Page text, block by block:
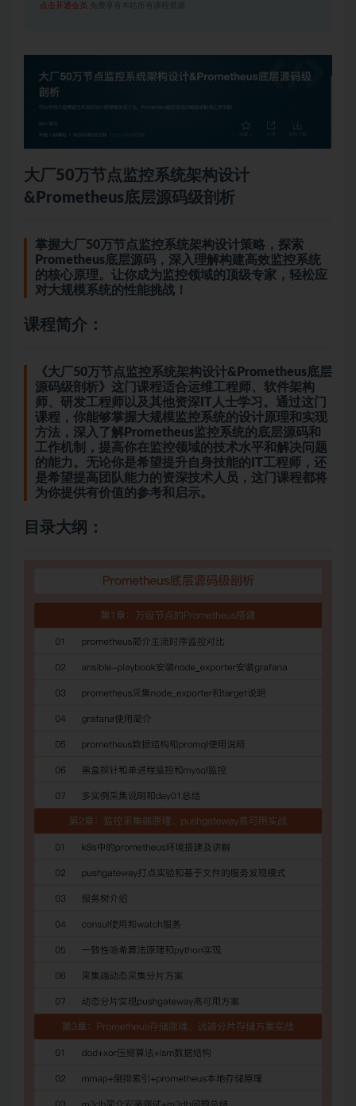
点击开通会员 免费享有本站所有课程资源
大厂50万节点监控系统架构设计
&Prometheus底层源码级剖析
掌握大厂50万节点监控系统架构设计策略，探索
Prometheus底层源码，深入理解构建高效监控系统
的核心原理。让你成为监控领域的顶级专家，轻松应
对大规模系统的性能挑战！
课程简介：
《大厂50万节点监控系统架构设计&Prometheus底层
源码级剖析》这门课程适合运维工程师、软件架构
师、研发工程师以及其他资深IT人士学习。通过这门
课程，你能够掌握大规模监控系统的设计原理和实现
方法，深入了解Prometheus监控系统的底层源码和
工作机制，提高你在监控领域的技术水平和解决问题
的能力。无论你是希望提升自身技能的IT工程师，还
是希望提高团队能力的资深技术人员，这门课程都将
为你提供有价值的参考和启示。
目录大纲：